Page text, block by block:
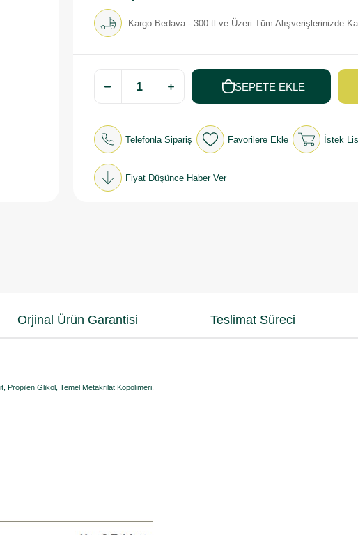
Kargo Bedava - 300 tl ve Üzeri Tüm Alışverişlerinizde
Telefonla Sipariş Favorilere Ekle İstek
Fiyat Düşünce Haber Ver
Orjinal Ürün Garantisi Teslimat Süreci
Propilen Glikol, Temel Metakrilat Kopolimeri.